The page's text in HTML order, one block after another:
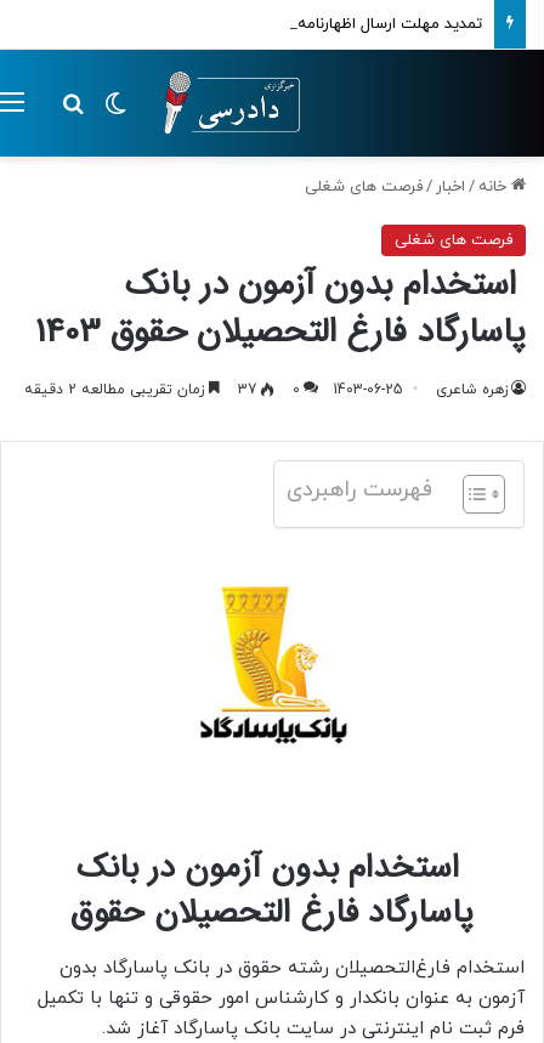
تمدید مهلت ارسال اظهارنامه‌های مالیاتی تا پایان تابستان 1405
تغییر پوسته
خانه / اخبار /فرصت های شغلی
فرصت های شغلی
استخدام بدون آزمون در بانک
پاسارگاد فارغ التحصیلان حقوق 1403
زهره شاعری 1403-06-25
0
37 زمان تقریبی مطالعه 2 دقیقه
فهرست راهبردی
استخدام بدون آزمون در بانک
پاسارگاد فارغ التحصیلان حقوق
استخدام فارغ‌التحصیلان رشته حقوق در بانک پاسارگاد بدون
آزمون به عنوان بانکدار و کارشناس امور حقوقی و تنها با تکمیل
فرم ثبت نام اینترنتی در سایت بانک پاسارگاد آغاز شد.